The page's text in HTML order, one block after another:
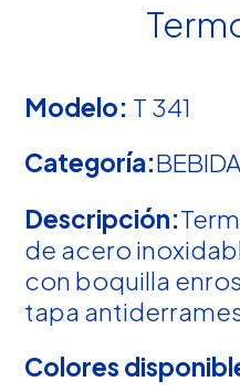
Modelo: T 341
Categoría:
Descripción:
de acero
con boquilla
tapa
Colores